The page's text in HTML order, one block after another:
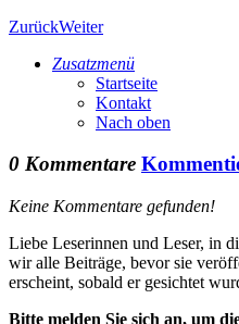
ZurückWeiter
Zusatzmenü
Startseite
Kontakt
Nach oben
0 Kommentare
Keine Kommentare gefunden!
Liebe Leserinnen und Leser, in
wir alle Beiträge, bevor sie
erscheint, sobald er gesichtet
Bitte melden Sie sich an, um